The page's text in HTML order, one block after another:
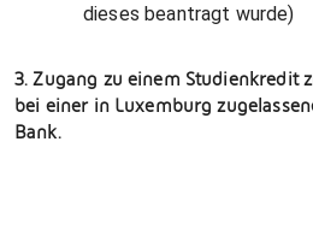
dieses beantragt wurde)
3. Zugang zu einem Studienkredit
bei einer in Luxemburg
Bank.